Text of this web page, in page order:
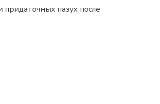
придаточных пазух после